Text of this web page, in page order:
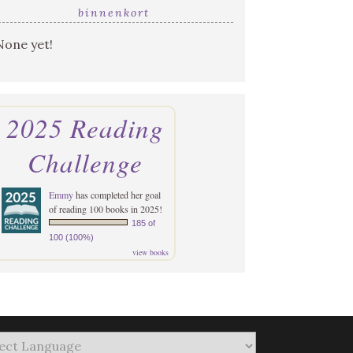
binnenkort
yet!
2025 Reading
Challenge
Emmyhas completed her goal
of reading 100 books in 2025!
185 of
100 (100%)
view books